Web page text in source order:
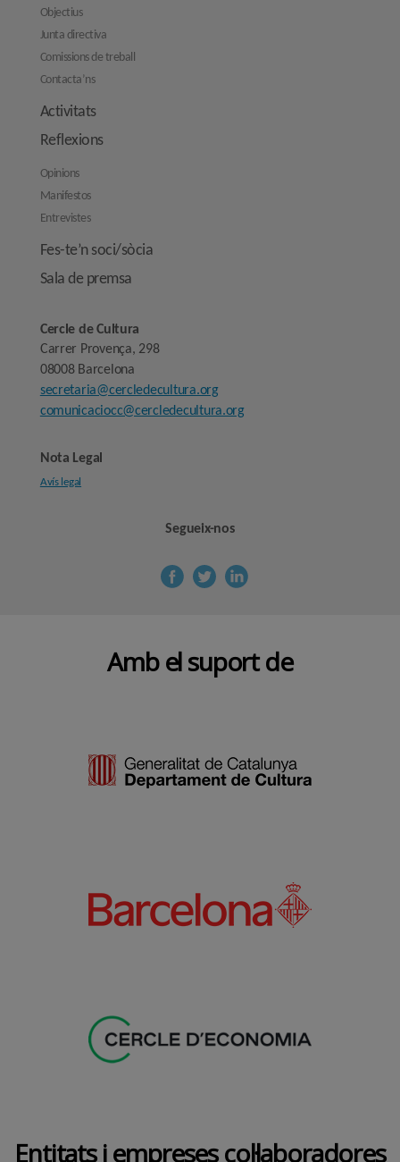
Objectius
Junta directiva
Comissions de treball
Contacta’ns
Activitats
Reflexions
Opinions
Manifestos
Entrevistes
Fes-te’n soci/sòcia
Sala de premsa
Cercle de Cultura
Carrer Provença, 298
08008 Barcelona
secretaria@cercledecultura.org
comunicaciocc@cercledecultura.org
Nota Legal
Avís legal
Segueix-nos
Amb el suport de
Entitats i empreses col·laboradores